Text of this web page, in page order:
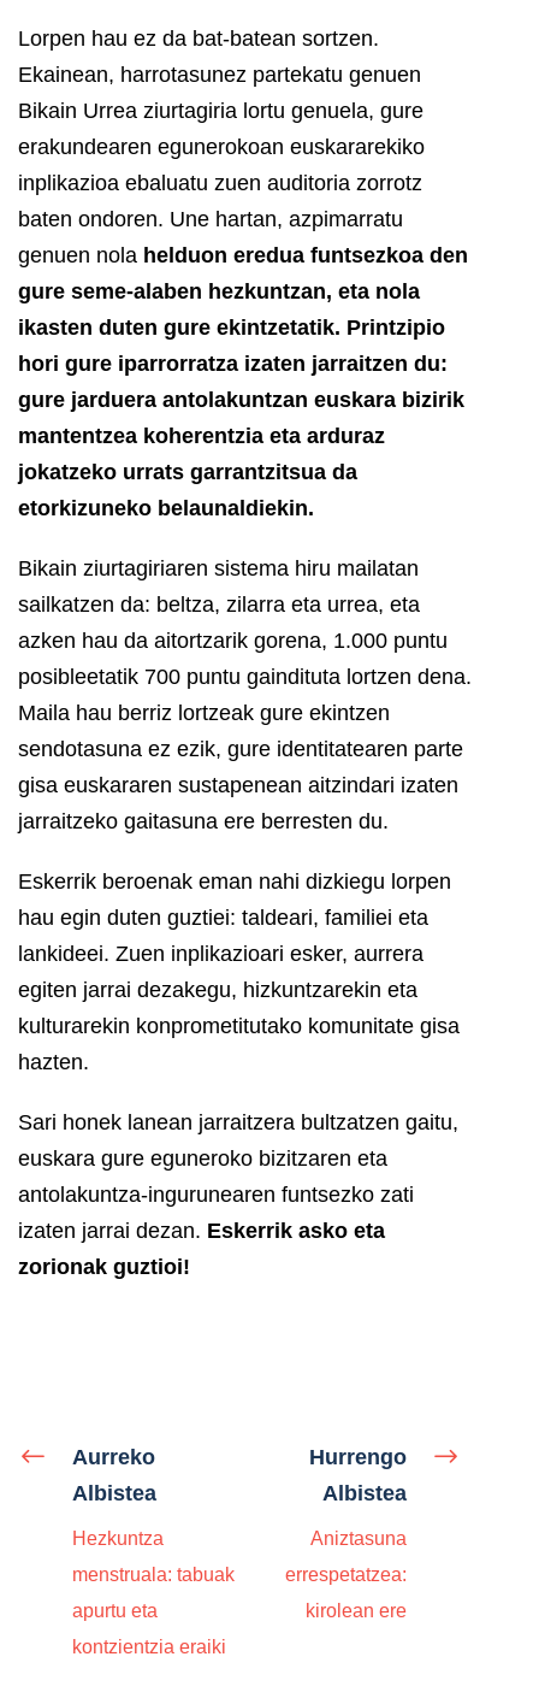
Lorpen hau ez da bat-batean sortzen.
Ekainean, harrotasunez partekatu genuen
Bikain Urrea ziurtagiria lortu genuela, gure
erakundearen egunerokoan euskararekiko
inplikazioa ebaluatu zuen auditoria zorrotz
baten ondoren. Une hartan, azpimarratu
genuen nola helduon eredua funtsezkoa den
gure seme-alaben hezkuntzan, eta nola
ikasten duten gure ekintzetatik. Printzipio
hori gure iparrorratza izaten jarraitzen du:
gure jarduera antolakuntzan euskara bizirik
mantentzea koherentzia eta arduraz
jokatzeko urrats garrantzitsua da
etorkizuneko belaunaldiekin.
Bikain ziurtagiriaren sistema hiru mailatan
sailkatzen da: beltza, zilarra eta urrea, eta
azken hau da aitortzarik gorena, 1.000 puntu
posibleetatik 700 puntu gaindituta lortzen dena.
Maila hau berriz lortzeak gure ekintzen
sendotasuna ez ezik, gure identitatearen parte
gisa euskararen sustapenean aitzindari izaten
jarraitzeko gaitasuna ere berresten du.
Eskerrik beroenak eman nahi dizkiegu lorpen
hau egin duten guztiei: taldeari, familiei eta
lankideei. Zuen inplikazioari esker, aurrera
egiten jarrai dezakegu, hizkuntzarekin eta
kulturarekin konprometitutako komunitate gisa
hazten.
Sari honek lanean jarraitzera bultzatzen gaitu,
euskara gure eguneroko bizitzaren eta
antolakuntza-ingurunearen funtsezko zati
izaten jarrai dezan. Eskerrik asko eta
zorionak guztioi!
Aurreko
Albistea
Hezkuntza
menstruala: tabuak
apurtu eta
kontzientzia eraiki
Hurrengo
Albistea
Aniztasuna
errespetatzea:
kirolean ere